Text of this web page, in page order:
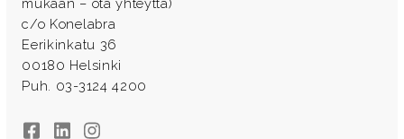
mukaan – ota yhteyttä)
c/o Konelabra
Eerikinkatu 36
00180 Helsinki
Puh. 03-3124 4200
FacebookLinkedInInstagram